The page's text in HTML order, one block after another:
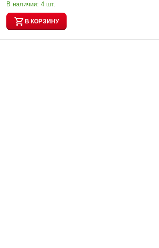
В наличии: 4 шт.
В КОРЗИНУ